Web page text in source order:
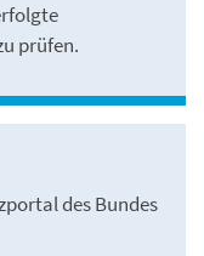
prüfen.
des Bundes